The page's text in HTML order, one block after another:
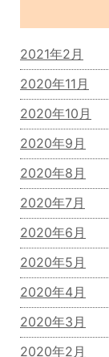
2021年2月
2020年11月
2020年10月
2020年9月
2020年8月
2020年7月
2020年6月
2020年5月
2020年4月
2020年3月
2020年2月